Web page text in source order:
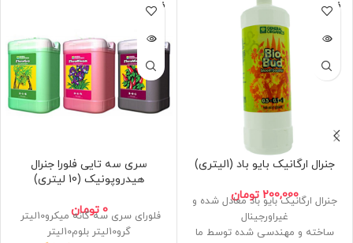
فروخته
شده
جنرال ارگانیک بایو باد (1لیتری)
200,000 تومان
جنرال ارگانیک بایو باد معادل شده و
غیراورجینال
ساخته و مهندسی شده توسط ما
فروخته
شده
سری سه تایی فلورا جنرال
هیدروپونیک (10 لیتری)
0 تومان
فلورای سری سه گانه میکرو10لیتر
گرو10لیتر بلوم10لیتر